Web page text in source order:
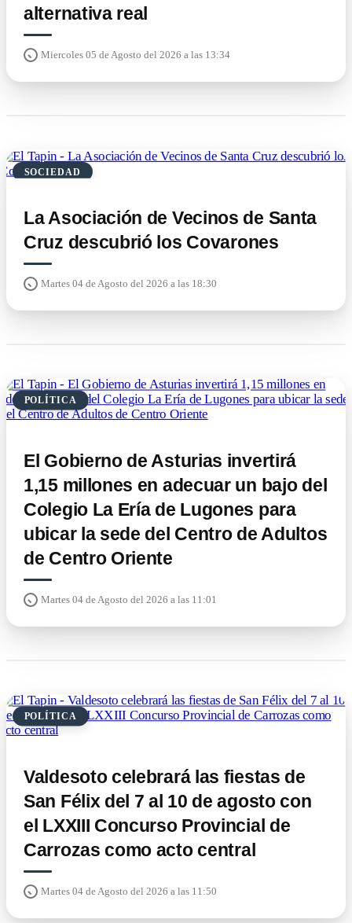
alternativa real
Miercoles 05 de Agosto del 2026 a las 13:34
SOCIEDAD
La Asociación de Vecinos de Santa
Cruz descubrió los Covarones
Martes 04 de Agosto del 2026 a las 18:30
POLÍTICA
El Gobierno de Asturias invertirá
1,15 millones en adecuar un bajo del
Colegio La Ería de Lugones para
ubicar la sede del Centro de Adultos
de Centro Oriente
Martes 04 de Agosto del 2026 a las 11:01
POLÍTICA
Valdesoto celebrará las fiestas de
San Félix del 7 al 10 de agosto con
el LXXIII Concurso Provincial de
Carrozas como acto central
Martes 04 de Agosto del 2026 a las 11:50